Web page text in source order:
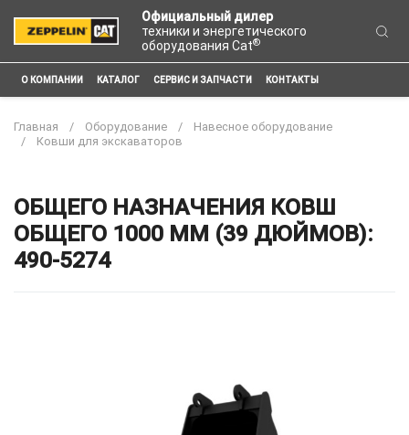
Официальный дилер
техники и энергетического
оборудования Cat®
О КОМПАНИИ КАТАЛОГ СЕРВИС И ЗАПЧАСТИ КОНТАКТЫ
Главная Оборудование
Навесное оборудование
Ковши для экскаваторов
ОБЩЕГО НАЗНАЧЕНИЯ КОВШ
ОБЩЕГО 1000 ММ (39 ДЮЙМОВ):
490-5274